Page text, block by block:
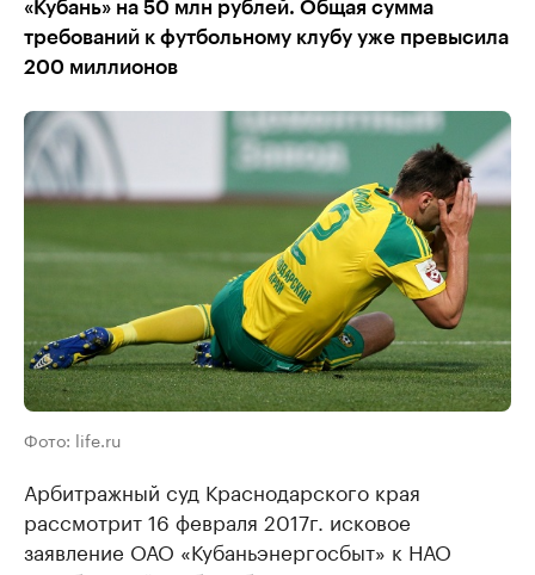
«Кубань» на 50 млн рублей. Общая сумма
требований к футбольному клубу уже превысила
200 миллионов
Фото: life.ru
Арбитражный суд Краснодарского края
рассмотрит 16 февраля 2017г. исковое
заявление ОАО «Кубаньэнергосбыт» к НАО